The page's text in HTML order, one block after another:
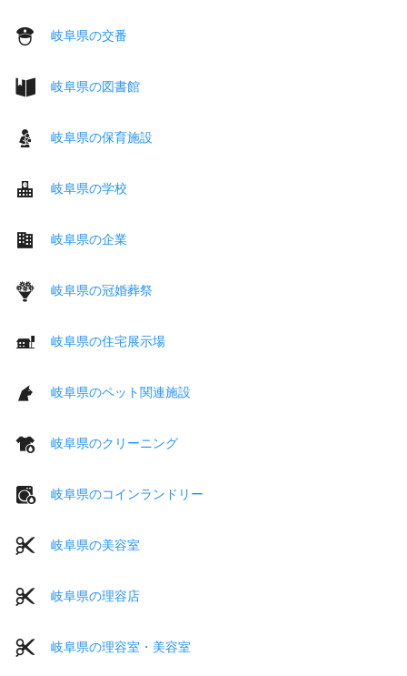
岐阜県の交番
岐阜県の図書館
岐阜県の保育施設
岐阜県の学校
岐阜県の企業
岐阜県の冠婚葬祭
岐阜県の住宅展示場
岐阜県のペット関連施設
岐阜県のクリーニング
岐阜県のコインランドリー
岐阜県の美容室
岐阜県の理容店
岐阜県の理容室・美容室